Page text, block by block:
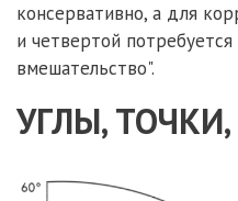
консервативно, а для
и четвертой потребуется
вмешательство".
УГЛЫ,